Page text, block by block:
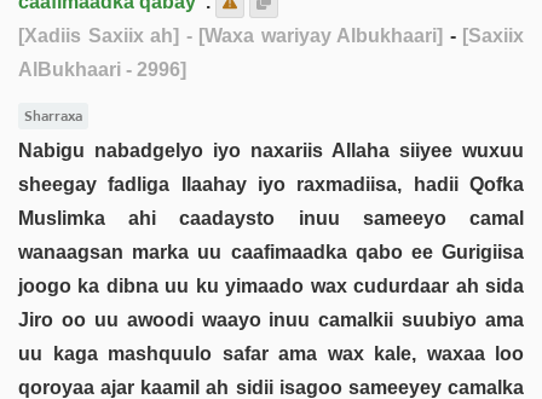
[Xadiis Saxiix ah] - [Waxa wariyay Albukhaari] - [Saxiix
AlBukhaari - 2996]
Sharraxa
Nabigu nabadgelyo iyo naxariis Allaha siiyee wuxuu
sheegay fadliga Ilaahay iyo raxmadiisa, hadii Qofka
Muslimka ahi caadaysto inuu sameeyo camal
wanaagsan marka uu caafimaadka qabo ee Gurigiisa
joogo ka dibna uu ku yimaado wax cudurdaar ah sida
Jiro oo uu awoodi waayo inuu camalkii suubiyo ama
uu kaga mashquulo safar ama wax kale, waxaa loo
qoroyaa ajar kaamil ah sidii isagoo sameeyey camalka